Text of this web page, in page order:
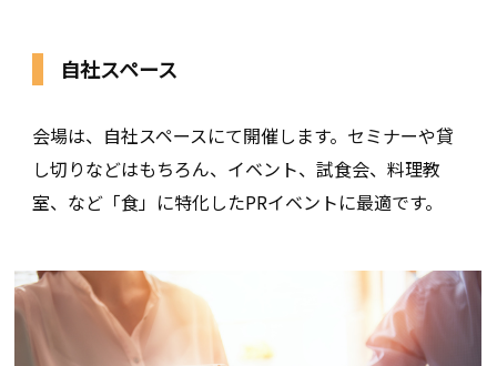
自社スペース
会場は、自社スペースにて開催します。セミナーや貸
し切りなどはもちろん、イベント、試食会、料理教
室、など「食」に特化したPRイベントに最適です。